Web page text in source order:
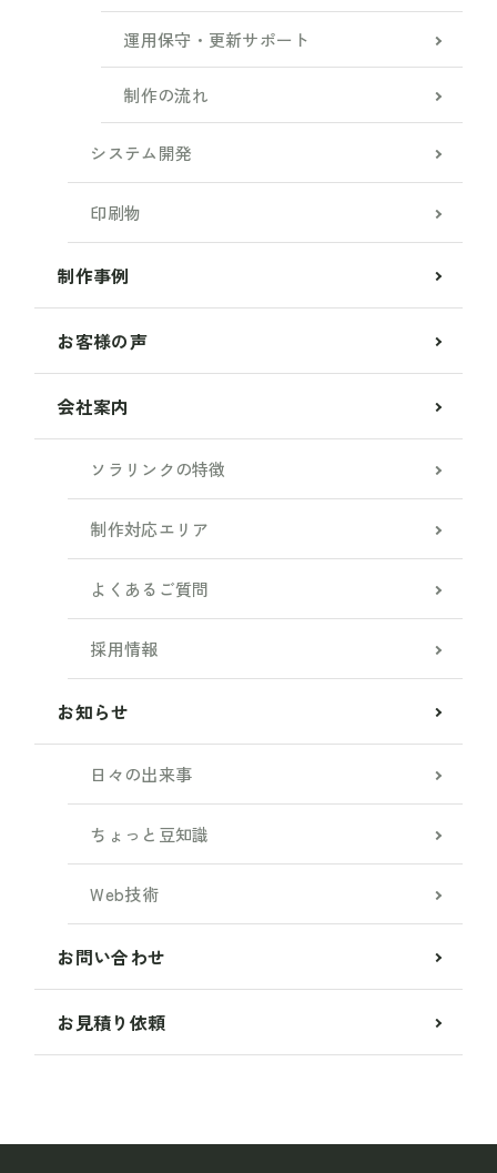
運用保守・更新サポート
制作の流れ
システム開発
印刷物
制作事例
お客様の声
会社案内
ソラリンクの特徴
制作対応エリア
よくあるご質問
採用情報
お知らせ
日々の出来事
ちょっと豆知識
Web技術
お問い合わせ
お見積り依頼